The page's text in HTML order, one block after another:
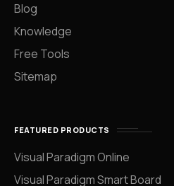
Blog
Knowledge
Free Tools
Sitemap
FEATURED PRODUCTS
Visual Paradigm Online
Visual Paradigm Smart Board